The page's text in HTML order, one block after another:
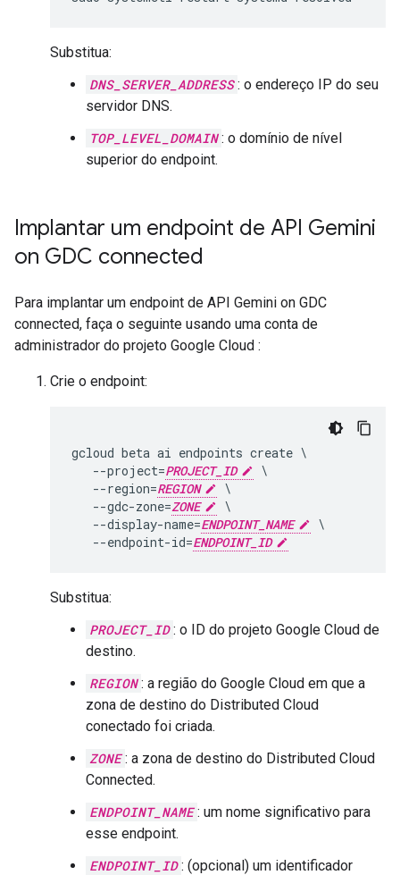
Substitua:
DNS_SERVER_ADDRESS : o endereço IP do seu
servidor DNS.
TOP_LEVEL_DOMAIN : o domínio de nível
superior do endpoint.
Implantar um endpoint de API Gemini
on GDC connected
Para implantar um endpoint de API Gemini on GDC
connected, faça o seguinte usando uma conta de
administrador do projeto Google Cloud :
Crie o endpoint:
gcloud beta ai endpoints create \
   --project=
PROJECT_ID
\
   --region=
REGION
\
   --gdc-zone=
ZONE
\
   --display-name=
ENDPOINT_NAME
\
   --endpoint-id=
ENDPOINT_ID
Substitua:
PROJECT_ID : o ID do projeto Google Cloud de
destino.
REGION : a região do Google Cloud em que a
zona de destino do Distributed Cloud
conectado foi criada.
ZONE : a zona de destino do Distributed Cloud
Connected.
ENDPOINT_NAME : um nome significativo para
esse endpoint.
ENDPOINT_ID : (opcional) um identificador